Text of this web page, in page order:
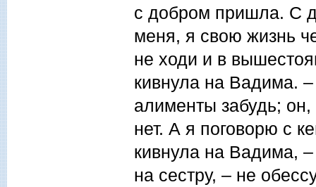
с добром пришла. С
меня, я свою жизнь
не ходи и в
кивнула на Вадима.
алименты забудь;
нет. А я поговорю с
кивнула на Вадима, –
на сестру, – не